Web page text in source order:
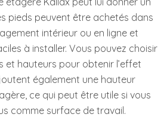
pieds peuvent être achetés dans
intérieur ou en ligne et
à installer. Vous pouvez choisir
et hauteurs pour obtenir l’effet
également une hauteur
ce qui peut être utile si vous
comme surface de travail.